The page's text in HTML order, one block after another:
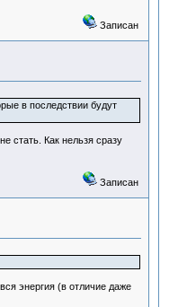
Записан
в последствии будут
стать. Как нельзя сразу
Записан
энергия (в отличие даже